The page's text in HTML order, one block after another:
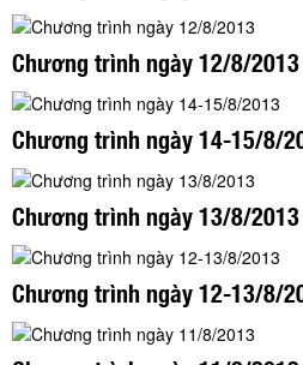
Chương trình ngày 12/8/2013
Chương trình ngày 14-15/8/
Chương trình ngày 13/8/2013
Chương trình ngày 12-13/8/